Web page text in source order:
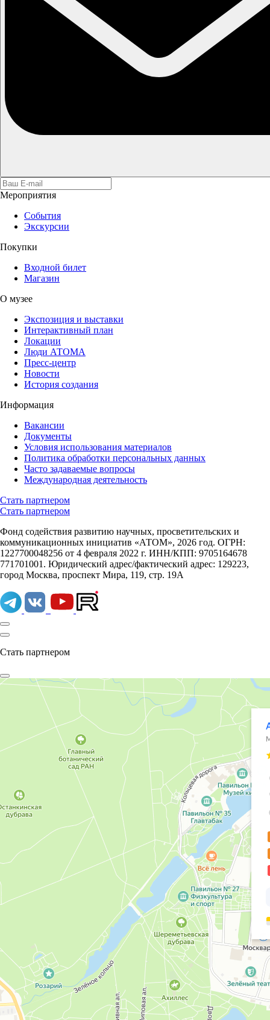
Мероприятия
События
Экскурсии
Покупки
Входной билет
Магазин
О музее
Экспозиция и выставки
Интерактивный план
Локации
Люди АТОМА
Пресс-центр
Новости
История создания
Информация
Вакансии
Документы
Условия использования материалов
Политика обработки персональных данных
Часто задаваемые вопросы
Международная деятельность
Стать партнером
Стать партнером
Фонд содействия развитию научных, просветительских и
коммуникационных инициатив «АТОМ», 2026 год. ОГРН:
1227700048256 от 4 февраля 2022 г. ИНН/КПП: 9705164678
771701001. Юридический адрес/фактический адрес: 129223,
город Москва, проспект Мира, 119, стр. 19А
Стать партнером